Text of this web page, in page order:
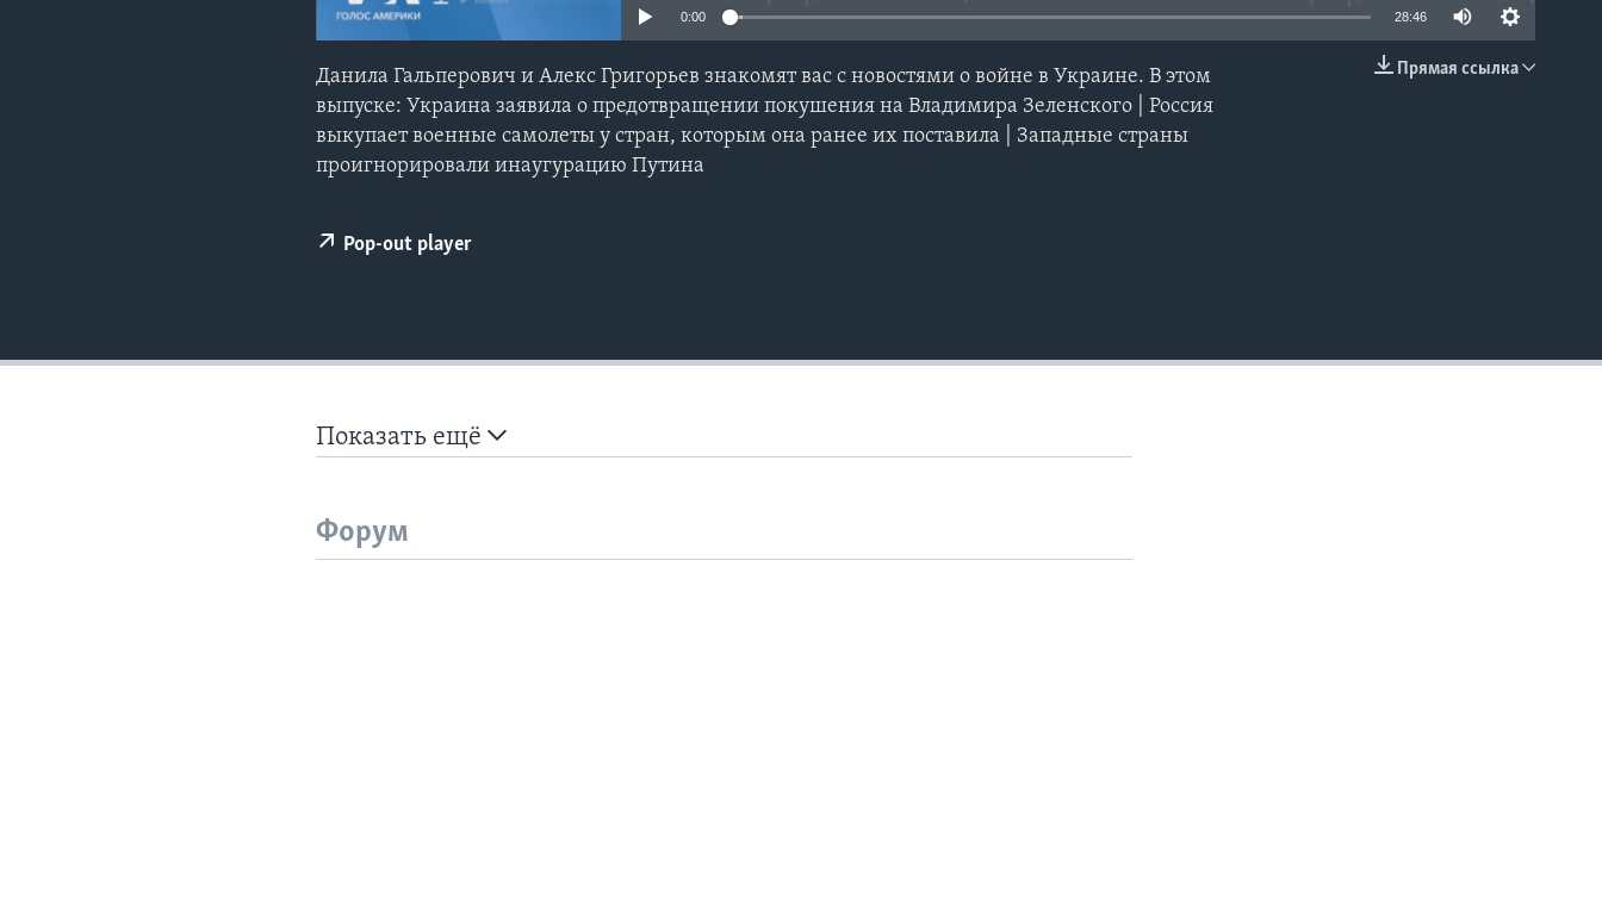
0:00 28:46
Прямая ссылка
Данила Гальперович и Алекс Григорьев знакомят вас с новостями о войне в Украине. В этом
выпуске: Украина заявила о предотвращении покушения на Владимира Зеленского | Россия
выкупает военные самолеты у стран, которым она ранее их поставила | Западные страны
проигнорировали инаугурацию Путина
Pop-out player
Показать ещё
Форум